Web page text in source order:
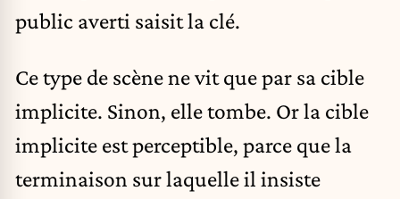
public averti saisit la clé.
Ce type de scène ne vit que par sa cible
implicite. Sinon, elle tombe. Or la cible
implicite est perceptible, parce que la
terminaison sur laquelle il insiste